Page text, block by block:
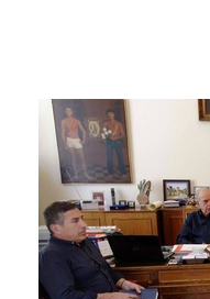
2012
2011
2010
2006